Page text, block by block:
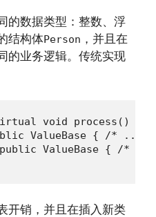
的数据类型：整数、浮
结构体Person ，并且在
的业务逻辑。传统实现
void process() =
ValueBase { /* ...
public ValueBase { /*
开销，并且在插入新类